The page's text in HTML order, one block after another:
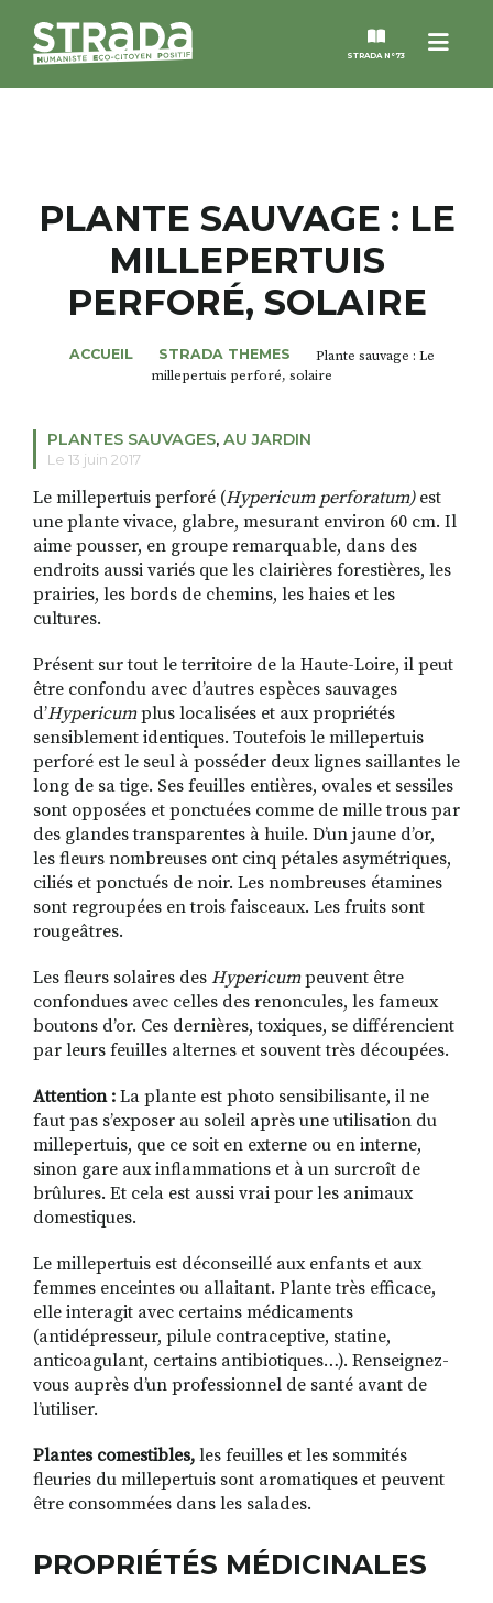
Menu
STRADA N°73
MAGAZINES
NOS THÈMES
ROSÉE DE MAI
RECHERCHER
S'ABONNER
S'INSCRIRE À LA NEWSLETTER
PLANTE SAUVAGE : LE
MILLEPERTUIS
PERFORÉ, SOLAIRE
ACCUEIL STRADA THEMES
Plante sauvage : Le
millepertuis perforé, solaire
PLANTES SAUVAGES, AU JARDIN
Le 13 juin 2017
Le millepertuis perforé (Hypericum perforatum)est
une plante vivace, glabre, mesurant environ 60 cm. Il
aime pousser, en groupe remarquable, dans des
endroits aussi variés que les clairières forestières, les
prairies, les bords de chemins, les haies et les
cultures.
Présent sur tout le territoire de la Haute-Loire, il peut
être confondu avec d’autres espèces sauvages
d’Hypericumplus localisées et aux propriétés
sensiblement identiques. Toutefois le millepertuis
perforé est le seul à posséder deux lignes saillantes le
long de sa tige. Ses feuilles entières, ovales et sessiles
sont opposées et ponctuées comme de mille trous par
des glandes transparentes à huile. D’un jaune d’or,
les fleurs nombreuses ont cinq pétales asymétriques,
ciliés et ponctués de noir. Les nombreuses étamines
sont regroupées en trois faisceaux. Les fruits sont
rougeâtres.
Les fleurs solaires des Hypericumpeuvent être
confondues avec celles des renoncules, les fameux
boutons d’or. Ces dernières, toxiques, se différencient
par leurs feuilles alternes et souvent très découpées.
Attention : La plante est photo sensibilisante, il ne
faut pas s’exposer au soleil après une utilisation du
millepertuis, que ce soit en externe ou en interne,
sinon gare aux inflammations et à un surcroît de
brûlures. Et cela est aussi vrai pour les animaux
domestiques.
Le millepertuis est déconseillé aux enfants et aux
femmes enceintes ou allaitant. Plante très efficace,
elle interagit avec certains médicaments
(antidépresseur, pilule contraceptive, statine,
anticoagulant, certains antibiotiques…). Renseignez-
vous auprès d’un professionnel de santé avant de
l’utiliser.
Plantes comestibles, les feuilles et les sommités
fleuries du millepertuis sont aromatiques et peuvent
être consommées dans les salades.
PROPRIÉTÉS MÉDICINALES